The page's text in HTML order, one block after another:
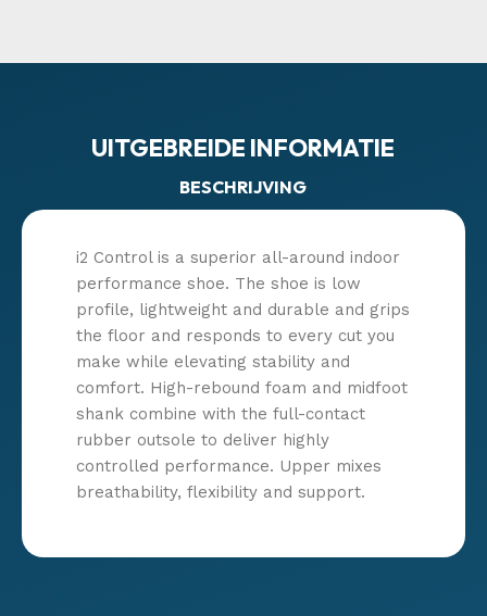
UITGEBREIDE INFORMATIE
BESCHRIJVING
i2 Control is a superior all-around indoor
performance shoe. The shoe is low
profile, lightweight and durable and grips
the floor and responds to every cut you
make while elevating stability and
comfort. High-rebound foam and midfoot
shank combine with the full-contact
rubber outsole to deliver highly
controlled performance. Upper mixes
breathability, flexibility and support.